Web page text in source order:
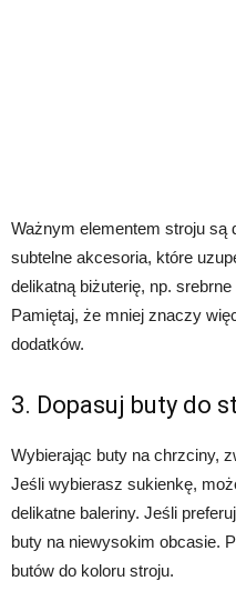
Ważnym elementem stroju są
subtelne akcesoria, które
delikatną biżuterię, np.
Pamiętaj, że mniej znaczy
dodatków.
3. Dopasuj buty do
Wybierając buty na chrzciny,
Jeśli wybierasz sukienkę,
delikatne baleriny. Jeśli
buty na niewysokim obcasie.
butów do koloru stroju.